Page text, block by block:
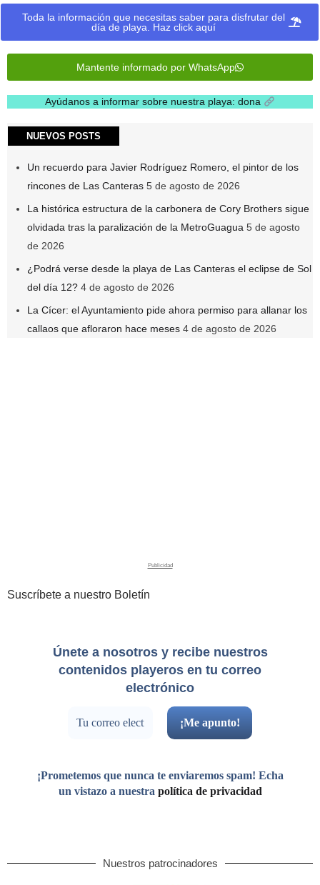
Toda la información que necesitas saber para disfrutar del
día de playa. Haz click aquí
Mantente informado por WhatsApp
Ayúdanos a informar sobre nuestra playa: dona
NUEVOS POSTS
.
Un recuerdo para Javier Rodríguez Romero, el pintor de los
rincones de Las Canteras 5 de agosto de 2026
La histórica estructura de la carbonera de Cory Brothers sigue
olvidada tras la paralización de la MetroGuagua 5 de agosto
de 2026
¿Podrá verse desde la playa de Las Canteras el eclipse de Sol
del día 12? 4 de agosto de 2026
La Cícer: el Ayuntamiento pide ahora permiso para allanar los
callaos que afloraron hace meses 4 de agosto de 2026
Suscríbete a nuestro Boletín
Únete a nosotros y recibe nuestros
contenidos playeros en tu correo
electrónico
¡Prometemos que nunca te enviaremos spam! Echa
un vistazo a nuestra política de privacidad
Nuestros patrocinadores